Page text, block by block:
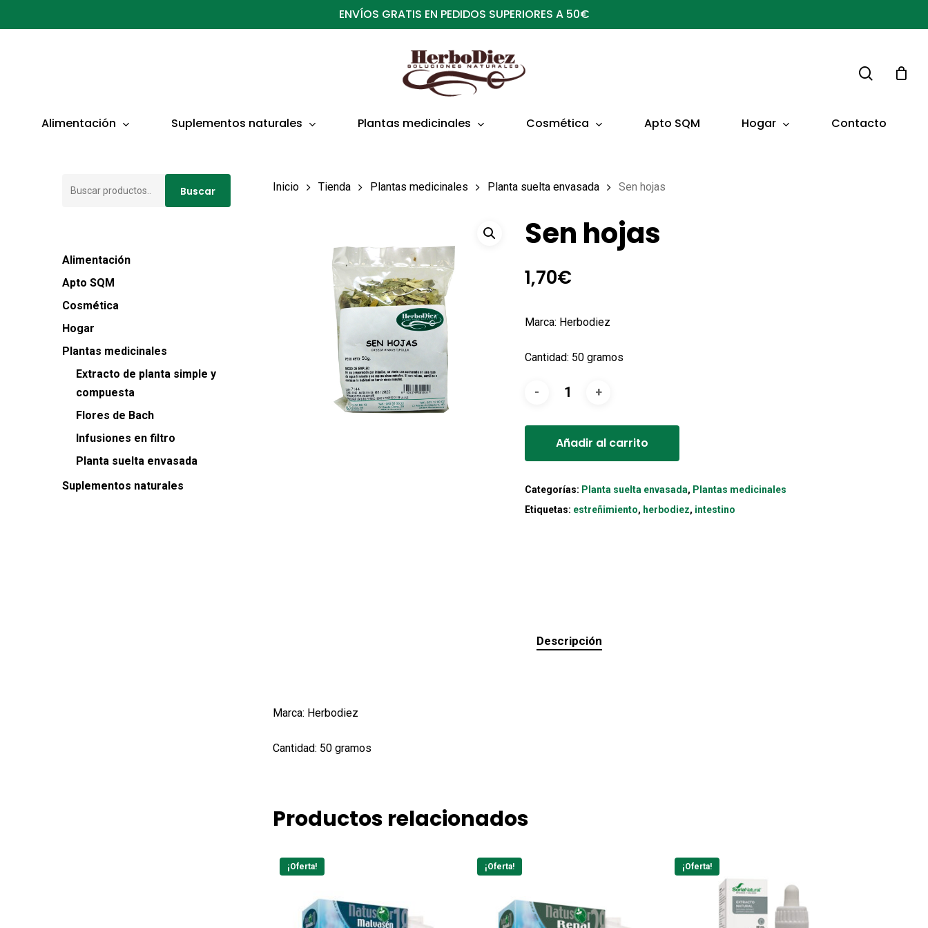
al
ENVÍOS GRATIS EN PEDIDOS SUPERIORES A 50€
Presionar ENTER para buscar o ESC para cerrar
Alimentación Suplementos naturales Plantas medicinales Cosmética Apto SQM Hogar Contacto
Buscar
Alimentación
Apto SQM
Cosmética
Hogar
Plantas medicinales
Extracto de planta simple y
compuesta
Flores de Bach
Infusiones en filtro
Planta suelta envasada
Suplementos naturales
Inicio Tienda Plantas medicinales Planta suelta envasada Sen hojas
Sen hojas
1,70€
Marca: Herbodiez
Cantidad: 50 gramos
Añadir al carrito
Categorías: Planta suelta envasada, Plantas medicinales
Etiquetas: estreñimiento, herbodiez, intestino
Descripción
Marca: Herbodiez
Cantidad: 50 gramos
Productos relacionados
¡Oferta! ¡Oferta! ¡Oferta!